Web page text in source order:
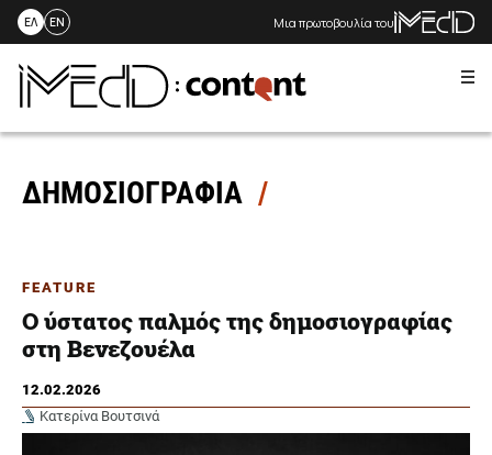
Skip
content
ΕΛ EN Μια πρωτοβουλία του
ΔΗΜΟΣΙΟΓΡΑΦΙΑ
FEATURE
Ο ύστατος παλμός της δημοσιογραφίας
στη Βενεζουέλα
12.02.2026
Κατερίνα Βουτσινά